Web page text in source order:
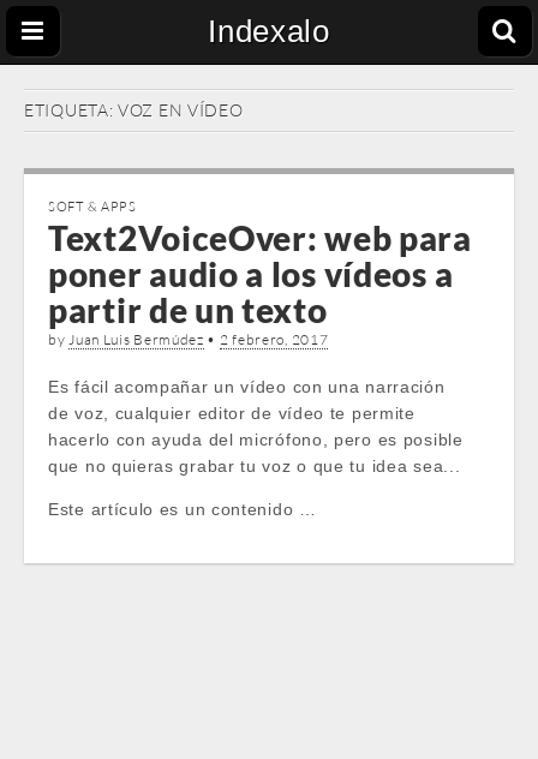
Indexalo
ETIQUETA: VOZ EN VÍDEO
SOFT & APPS
Text2VoiceOver: web para
poner audio a los vídeos a
partir de un texto
byJuan Luis Bermúdez • 2 febrero, 2017
Es fácil acompañar un vídeo con una narración
de voz, cualquier editor de vídeo te permite
hacerlo con ayuda del micrófono, pero es posible
que no quieras grabar tu voz o que tu idea sea...
Este artículo es un contenido …